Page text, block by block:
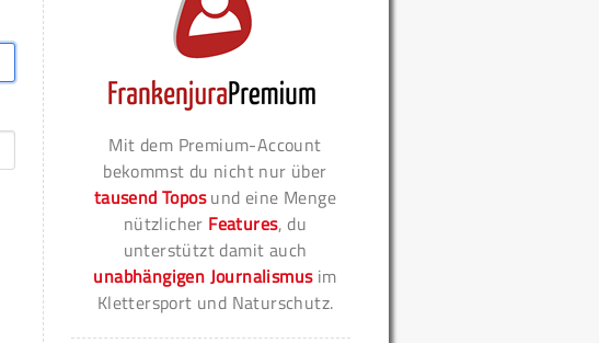
Mit dem Premium-Account
bekommst du nicht nur über
tausend Toposund eine Menge
nützlicher Features, du
unterstützt damit auch
unabhängigen Journalismusim
Klettersport und Naturschutz.